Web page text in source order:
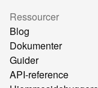
Ressourcer
Blog
Dokumenter
Guider
API-reference